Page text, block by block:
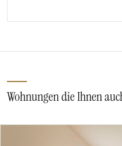
Wohnungen die Ihnen